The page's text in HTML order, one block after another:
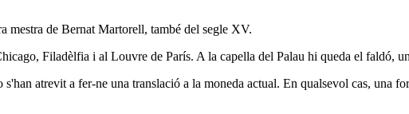
mestra de Bernat Martorell, també del segle XV.
, Filadèlfia i al Louvre de París. A la capella del Palau hi queda el faldó,
s'han atrevit a fer-ne una translació a la moneda actual. En qualsevol cas, una